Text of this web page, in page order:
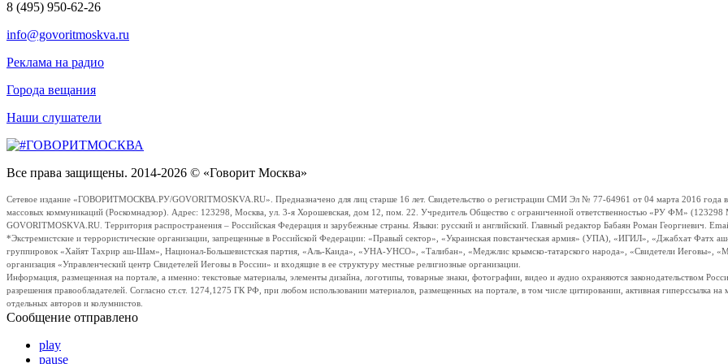
8 (495) 950-62-26
info@govoritmoskva.ru
Реклама на радио
Города вещания
Наши слушатели
Все права защищены. 2014-2026 © «Говорит Москва»
Сетевое издание «ГОВОРИТМОСКВА.РУ/GOVORITMOSKVA.RU». Предназначено для лиц старше 16 лет. Свидетельство о регистрации СМИ Эл № 77-64961 от 04 марта 2016 года
массовых коммуникаций (Роскомнадзор). Адрес: 123298, Москва, ул. 3-я Хорошевская, дом 12, пом. 22. Учредитель Общество с ограниченной ответственностью «РУ ФМ»
GOVORITMOSKVA.RU. Территория распространения – Российская Федерация и зарубежные страны. Языки: русский и английский. Главный редактор Бабаян Роман Георгиевич.
*Экстремистские и террористические организации, запрещенные в Российской Федерации: «Правый сектор», «Украинская повстанческая армия» (УПА), «ИГИЛ», «Джабхат
группировок «Хайят Тахрир аш-Шам», Национал-Большевистская партия, «Аль-Каида», «УНА-УНСО», «Талибан», «Меджлис крымско-татарского народа», «Свидетели Иеговы»,
организация «Управленческий центр Свидетелей Иеговы в России» и входящие в ее структуру местные религиозные организации.
Информация, размещенная на портале, а именно: текстовые материалы, элементы дизайна, логотипы, товарные знаки, фотографии, видео и аудио охраняются законодательством
разрешения правообладателей. Согласно ст.ст. 1274,1275 ГК РФ, при любом использовании материалов, размещенных на портале, в том числе цитировании, активная гиперссылка
отдельных авторов и колумнистов.
Сообщение отправлено
play
pause